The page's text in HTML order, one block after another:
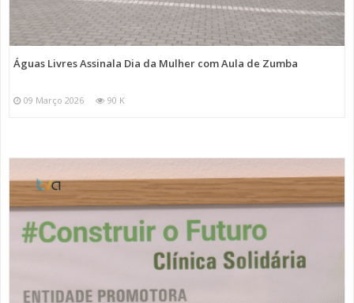
Águas Livres Assinala Dia da Mulher com Aula de Zumba
09 Março 2026 90 K